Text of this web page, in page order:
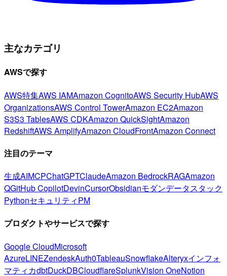
主なカテゴリ
AWSで探す
AWS特集AWS IAMAmazon CognitoAWS Security HubAWS
OrganizationsAWS Control TowerAmazon EC2Amazon
S3S3 TablesAWS CDKAmazon QuickSightAmazon
RedshiftAWS AmplifyAmazon CloudFrontAmazon Connect
注目のテーマ
生成AIMCPChatGPTClaudeAmazon BedrockRAGAmazon
QGitHub CopilotDevinCursorObsidianモダンデータスタック
PythonセキュリティPM
プロダクトやサービスで探す
Google CloudMicrosoft
AzureLINEZendeskAuth0TableauSnowflakeAlteryxインフォ
マティカdbtDuckDBCloudflareSplunkVision OneNotion